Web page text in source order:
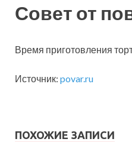
Совет от
Время приготовления
Источник: povar.ru
ПОХОЖИЕ ЗАПИСИ